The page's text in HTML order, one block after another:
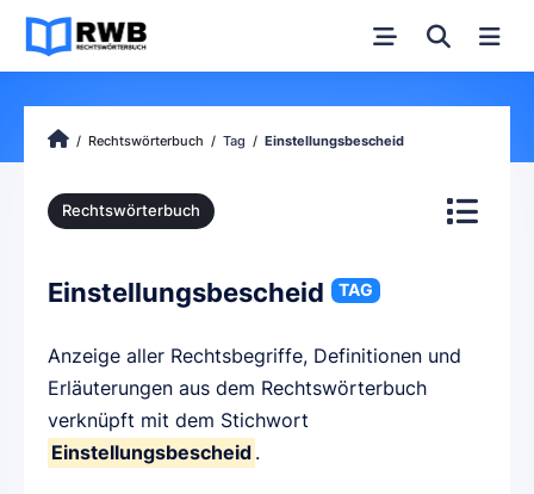
Rechtswörterbuch Tag Einstellungsbescheid
Rechtswörterbuch
Einstellungsbescheid TAG
Anzeige aller Rechtsbegriffe, Definitionen und
Erläuterungen aus dem Rechtswörterbuch
verknüpft mit dem Stichwort
Einstellungsbescheid .